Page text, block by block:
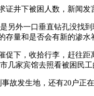
井下被困人数，新闻发
另外一口垂直钻孔没找
量和是否会有新的渗
下，收拾行李，赶往
几家宾馆去照看被困民工
故发生地，还有20户